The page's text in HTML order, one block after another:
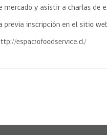
mercado y asistir a charlas de
previa inscripción en el sitio
espaciofoodservice.cl/